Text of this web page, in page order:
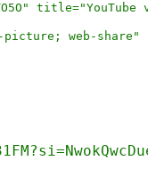
web-share"